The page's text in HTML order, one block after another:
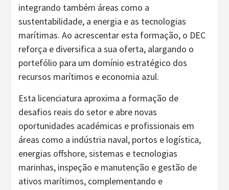
integrando também áreas como a
sustentabilidade, a energia e as tecnologias
marítimas. Ao acrescentar esta formação, o DEC
reforça e diversifica a sua oferta, alargando o
portefólio para um domínio estratégico dos
recursos marítimos e economia azul.
Esta licenciatura aproxima a formação de
desafios reais do setor e abre novas
oportunidades académicas e profissionais em
áreas como a indústria naval, portos e logística,
energias offshore, sistemas e tecnologias
marinhas, inspeção e manutenção e gestão de
ativos marítimos, complementando e